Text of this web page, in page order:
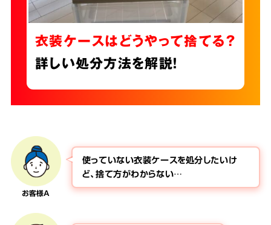
衣装ケースはどうやって捨てる？
詳しい処分方法を解説！
お客様A
使っていない衣装ケースを処分したいけ
ど、捨て方がわからない…